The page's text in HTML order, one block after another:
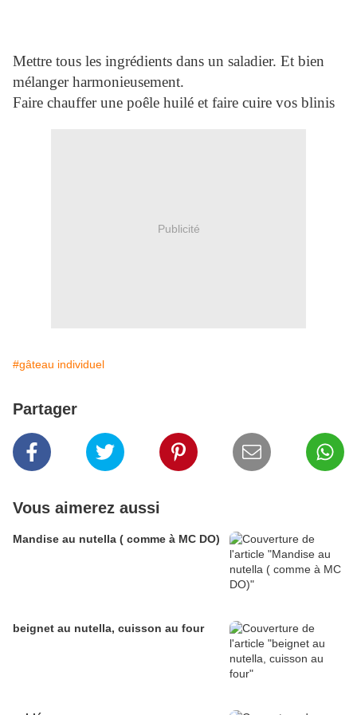
Mettre tous les ingrédients dans un saladier. Et bien
mélanger harmonieusement.
Faire chauffer une poêle huilé et faire cuire vos blinis
Publicité
#gâteau individuel
Partager
Vous aimerez aussi
Mandise au nutella ( comme à MC DO)
beignet au nutella, cuisson au four